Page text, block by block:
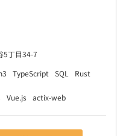
5丁目34-7
TypeScript SQL
Rust
Vue.js actix-web